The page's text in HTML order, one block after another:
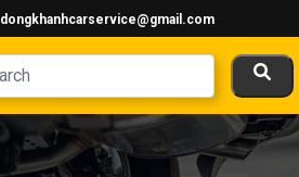
dongkhanhcarservice@gmail.com